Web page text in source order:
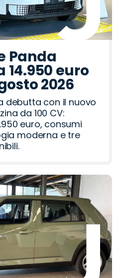
Panda
14.950 euro
2026
debutta con il nuovo
da 100 CV:
euro, consumi
moderna e tre